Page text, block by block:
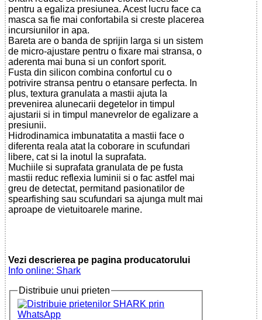
pentru a egaliza presiunea. Acest lucru face ca
masca sa fie mai confortabila si creste placerea
incursiunilor in apa.
Bareta are o banda de sprijin larga si un sistem
de micro-ajustare pentru o fixare mai stransa, o
aderenta mai buna si un confort sporit.
Fusta din silicon combina confortul cu o
potrivire stransa pentru o etansare perfecta. In
plus, textura granulata a mastii ajuta la
prevenirea alunecarii degetelor in timpul
ajustarii si in timpul manevrelor de egalizare a
presiunii.
Hidrodinamica imbunatatita a mastii face o
diferenta reala atat la coborare in scufundari
libere, cat si la inotul la suprafata.
Muchiile si suprafata granulata de pe fusta
mastii reduc reflexia luminii si o fac astfel mai
greu de detectat, permitand pasionatilor de
spearfishing sau scufundari sa ajunga mult mai
aproape de vietuitoarele marine.
Vezi descrierea pe pagina producatorului
Info online: Shark
Distribuie unui prieten